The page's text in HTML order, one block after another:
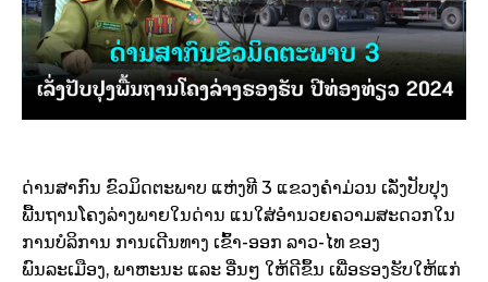
ດ່ານສາກົນ ຂົວມິດຕະພາບ ແຫ່ງທີ 3 ແຂວງຄໍາມ່ວນ ເລັ່ງປັບປຸງ
ພື້ນຖານໂຄງລ່າງພາຍໃນດ່ານ ແນໃສ່ອຳນວຍຄວາມສະດວກໃນ
ການບໍລິການ ການເດີນທາງ ເຂົ້າ-ອອກ ລາວ-ໄທ ຂອງ
ພົນລະເມືອງ, ພາຫະນະ ແລະ ອື່ນໆ ໃຫ້ດີຂຶ້ນ ເພື່ອຮອງຮັບໃຫ້ແກ່